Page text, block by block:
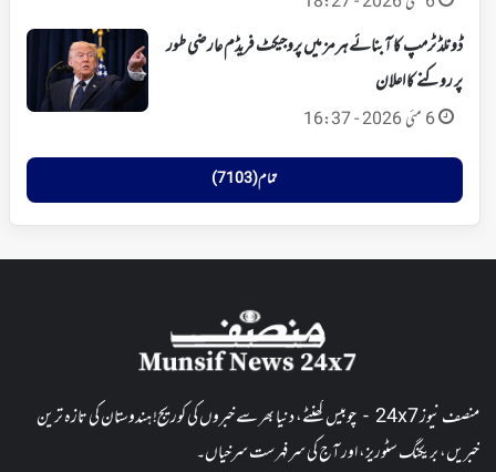
ڈونلڈ ٹرمپ کا آبنائے ہرمز میں پروجیکٹ فریڈم عارضی طور
پر روکنے کا اعلان
6 مئی 2026 - 16:37
تمام (7103)
منصف نیوز 24x7 - چوبیس گھنٹے، دنیا بھر سے خبروں کی کوریج! ہندوستان کی تازہ ترین
خبریں، بریکنگ سٹوریز، اور آج کی سرفہرست سرخیاں۔